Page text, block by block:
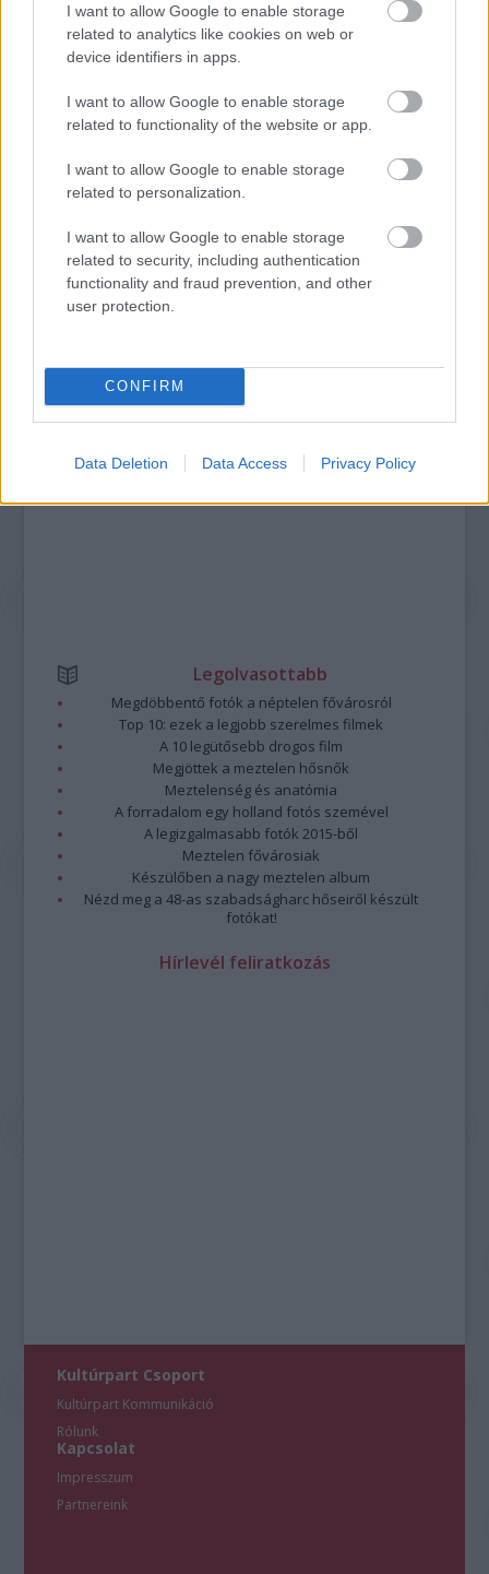
I want to allow Google to enable storage
related to analytics like cookies on web or
device identifiers in apps.
I want to allow Google to enable storage
related to functionality of the website or app.
I want to allow Google to enable storage
related to personalization.
I want to allow Google to enable storage
related to security, including authentication
functionality and fraud prevention, and other
user protection.
CONFIRM
Data Deletion Data Access Privacy Policy
IDÉN IS A GYEREK SZIGETTEL KEZDŐDIK A
VAKÁCIÓ
JUBILEUMI GYERMEKNAP A GYIMESEKBEN
https://kulturpart.hu/api/trackback/id/7823354
Kommentek:
nem vállal, azokat nem ellenőrzi. Kifogás esetén forduljon a blog szerkesztőjéhez.
Legolvasottabb
Megdöbbentő fotók a néptelen fővárosról
Top 10: ezek a legjobb szerelmes filmek
A 10 legütősebb drogos film
Megjöttek a meztelen hősnők
Meztelenség és anatómia
A forradalom egy holland fotós szemével
A legizgalmasabb fotók 2015-ből
Meztelen fővárosiak
Készülőben a nagy meztelen album
Nézd meg a 48-as szabadságharc hőseiről készült
fotókat!
Hírlevél feliratkozás
Kultúrpart Csoport
Kultúrpart Kommunikáció
Rólunk
Kapcsolat
Impresszum
Partnereink